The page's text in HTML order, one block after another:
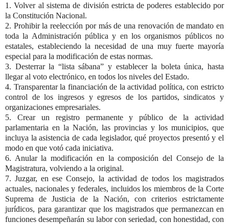
1. Volver al sistema de división estricta de poderes establecido por
la Constitución Nacional.
2. Prohibir la reelección por más de una renovación de mandato en
toda la Administración pública y en los organismos públicos no
estatales, estableciendo la necesidad de una muy fuerte mayoría
especial para la modificación de estas normas.
3. Desterrar la “lista sábana” y establecer la boleta única, hasta
llegar al voto electrónico, en todos los niveles del Estado.
4. Transparentar la financiación de la actividad política, con estricto
control de los ingresos y egresos de los partidos, sindicatos y
organizaciones empresariales.
5. Crear un registro permanente y público de la actividad
parlamentaria en la Nación, las provincias y los municipios, que
incluya la asistencia de cada legislador, qué proyectos presentó y el
modo en que votó cada iniciativa.
6. Anular la modificación en la composición del Consejo de la
Magistratura, volviendo a la original.
7. Juzgar, en ese Consejo, la actividad de todos los magistrados
actuales, nacionales y federales, incluidos los miembros de la Corte
Suprema de Justicia de la Nación, con criterios estrictamente
jurídicos, para garantizar que los magistrados que permanezcan en
funciones desempeñarán su labor con seriedad, con honestidad, con